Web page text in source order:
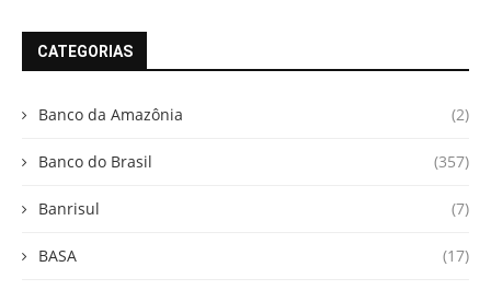
CATEGORIAS
Banco da Amazônia (2)
Banco do Brasil (357)
Banrisul (7)
BASA (17)